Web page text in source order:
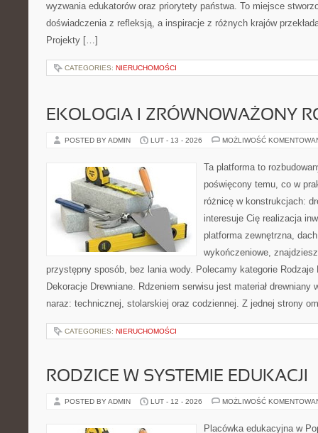
wyzwania edukatorów oraz priorytety państwa. To miejsce
doświadczenia z refleksją, a inspiracje z różnych krajów
Projekty […]
CATEGORIES: NIERUCHOMOŚCI
EKOLOGIA I ZRÓWNOWAŻONY
POSTED BY ADMIN LUT - 13 - 2026 MOŻLIWOŚĆ
Ta platforma to
poświęcony temu, co w
różnicę w konstrukcjach:
interesuje Cię realizacja
platforma zewnętrzna,
wykończeniowe,
przystępny sposób, bez lania wody. Polecamy kategorie Rodzaje
Dekoracje Drewniane. Rdzeniem serwisu jest materiał
naraz: technicznej, stolarskiej oraz codziennej. Z jednej strony
CATEGORIES: NIERUCHOMOŚCI
RODZICE W SYSTEMIE EDUKACJI
POSTED BY ADMIN LUT - 12 - 2026 MOŻLIWOŚĆ
Placówka edukacyjna w